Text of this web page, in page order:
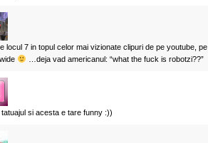
locul 7 in topul celor mai vizionate clipuri de pe youtube,
…deja vad americanul: “what the fuck is robotzi??”
si acesta e tare funny :))